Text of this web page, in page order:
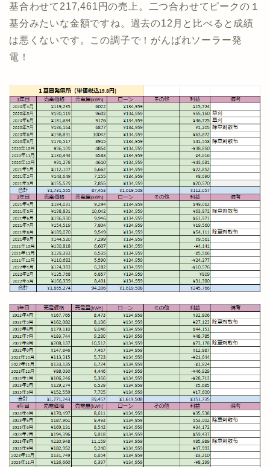
基合わせて217,461円の売上。二つ合わせてピークの１
基分みたいな金額ですね。過去の12月と比べると成績
は悪くないです。この調子で！がんばれソーラー発
電！